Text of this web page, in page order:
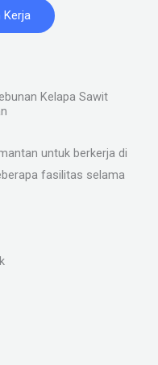
Kerja
Kelapa Sawit
untuk berkerja di
fasilitas selama